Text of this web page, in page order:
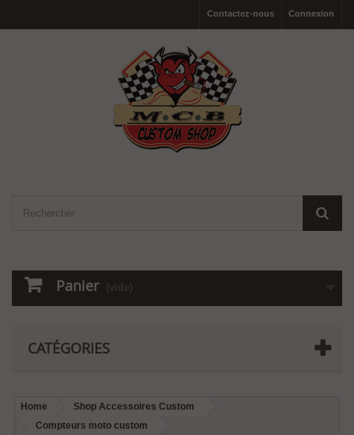
Connexion
Contactez-nous
Panier (vide)
CATÉGORIES
Home
Shop Accessoires Custom
Compteurs moto custom